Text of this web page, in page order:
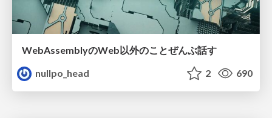
WebAssemblyのWeb以外のことぜんぶ話す
nullpo_head
2 690